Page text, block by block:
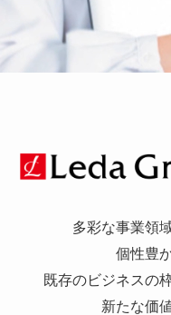
多彩な事業領
個性豊
既存のビジネスの
新たな価